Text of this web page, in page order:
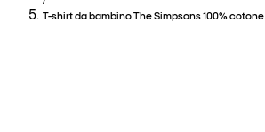
T-shirt da bambino The Simpsons 100% cotone